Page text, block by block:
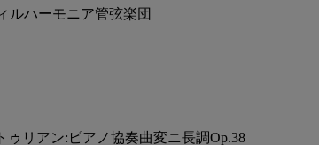
ルハーモニア管弦楽団
ゥリアン:ピアノ協奏曲変ニ長調Op.38